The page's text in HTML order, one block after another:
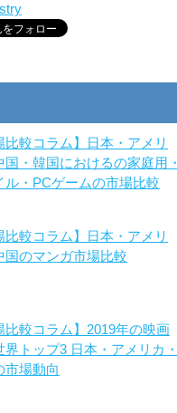
比較コラム】日本・アメリ
国・韓国におけるの家庭用・
ル・PCゲームの市場比較
比較コラム】日本・アメリ
国のマンガ市場比較
比較コラム】2019年の映画
界トップ3 日本・アメリカ・
市場動向